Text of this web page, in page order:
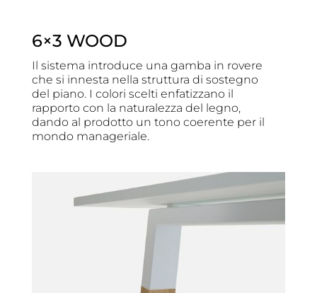
6×3 WOOD
Il sistema introduce una gamba in rovere
che si innesta nella struttura di sostegno
del piano. I colori scelti enfatizzano il
rapporto con la naturalezza del legno,
dando al prodotto un tono coerente per il
mondo manageriale.